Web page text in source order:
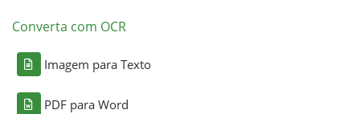
Converta com OCR
Imagem para Texto
PDF para Word